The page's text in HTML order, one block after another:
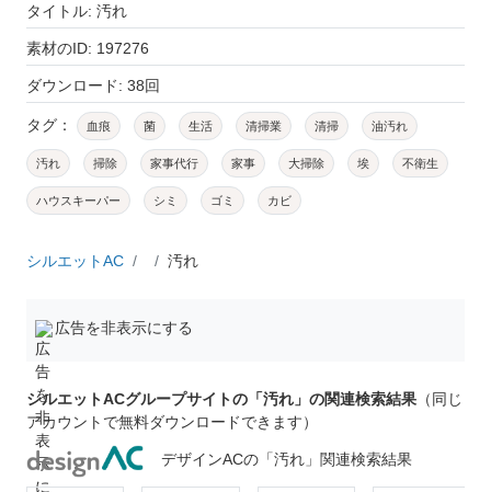
タイトル: 汚れ
素材のID: 197276
ダウンロード: 38回
タグ： 血痕 菌 生活 清掃業 清掃 油汚れ
汚れ 掃除 家事代行 家事 大掃除 埃 不衛生
ハウスキーパー シミ ゴミ カビ
シルエットAC 汚れ
広告を非表示にする
シルエットACグループサイトの「汚れ」の関連検索結果 （同じ
アカウントで無料ダウンロードできます）
デザインACの「汚れ」関連検索結果